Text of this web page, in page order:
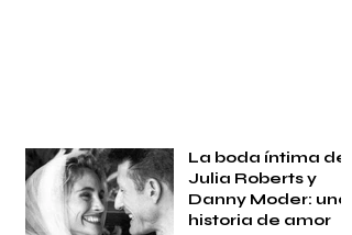
La boda íntima de
Julia Roberts y
Danny Moder: una
historia de amor